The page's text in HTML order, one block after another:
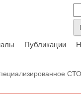
Публикации